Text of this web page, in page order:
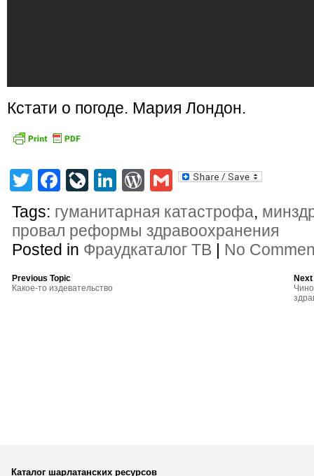
Кстати о погоде. Мария Лондон.
TwitterFacebook
LiveJournal
LinkedIn
WordPress
Gmail
Tags: гуманитарная катастрофа,
провал реформы здравоохранения
Posted in Фраудкаталог ТВ | No
Previous Topic
Какое-то издевательство
Каталог шарлатанских ресурсов